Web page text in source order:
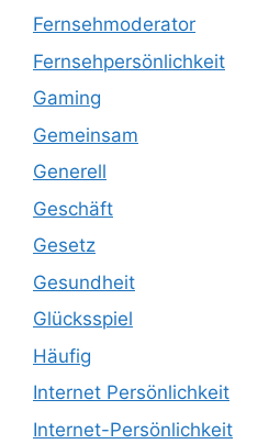
Fernsehmoderator
Fernsehpersönlichkeit
Gaming
Gemeinsam
Generell
Geschäft
Gesetz
Gesundheit
Glücksspiel
Häufig
Internet Persönlichkeit
Internet-Persönlichkeit